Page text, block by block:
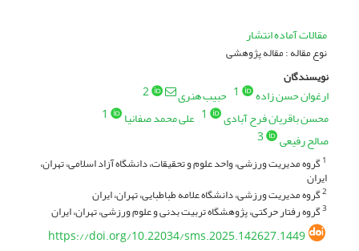
مقالات آماده انتشار
نوع مقاله : مقاله پژوهشی
نویسندگان
ارغوان حسن زاده 1 حبیب هنری
2
محسن باقریان فرح آبادی
1 علی محمد صفانیا
1
صالح رفیعی
3
1گروه مدیریت ورزشی، واحد علوم و تحقیقات، دانشگاه آزاد اسلامی، تهران،
ایران
2گروه مدیریت ورزشی، دانشگاه علامه طباطبایی، تهران، ایران
3گروه رفتار حرکتی، پژوهشگاه تربیت بدنی و علوم ورزشی، تهران، ایران
https://doi.org/10.22034/sms.2025.142627.1449